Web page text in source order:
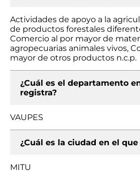
Actividades de apoyo a la
de productos forestales
Comercio al por mayor de
agropecuarias animales vivos,
mayor de otros productos n.c.p.
¿Cuál es el departamento
registra?
VAUPES
¿Cuál es la ciudad en el
MITU